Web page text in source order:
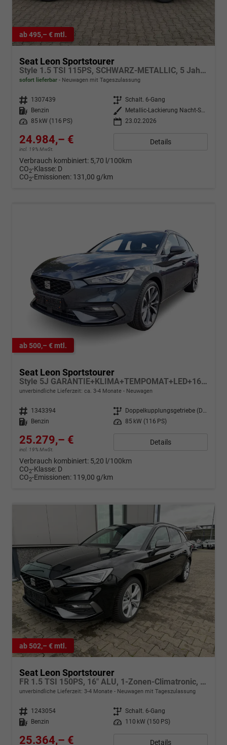
ab 495,– € mtl.
Seat Leon Sportstourer
Style 1.5 TSI 115PS, SCHWARZ-METALLIC, 5 Jahre Garantie, 16" ALU, MATRIX-LED, Privacy-Glas, Winter-Paket, 3-Zonen-Climatronic, ParkAssist, Parksensoren v/h, Rückfahrkamera, Radio 10,4" + Full-Link, Tempomat, M-Lederlenkrad, variabler Ladeboden
sofort lieferbar Neuwagen mit Tageszulassung
Fahrzeugnr. 1307439 Getriebe Schalt. 6-Gang
Kraftstoff
Benzin Außenfarbe
Metallic-Lackierung Nacht-Schwarz
Leistung
85 kW (116 PS) 23.02.2026
24.984,– €
incl. 19% MwSt.
Details
Verbrauch kombiniert: 5,70 l/100km
CO2-Klasse: D
CO2-Emissionen: 131,00 g/km
ab 500,– € mtl.
Seat Leon Sportstourer
Style 5J GARANTIE+KLIMA+TEMPOMAT+LED+16" ALU+PDC
unverbindliche Lieferzeit: ca. 3-4 Monate Neuwagen
Fahrzeugnr. 1343394 Getriebe
Doppelkupplungsgetriebe (DSG)
Kraftstoff
Benzin Leistung 85 kW (116 PS)
25.279,– €
incl. 19% MwSt.
Details
Verbrauch kombiniert: 5,20 l/100km
CO2-Klasse: D
CO2-Emissionen: 119,00 g/km
ab 502,– € mtl.
Seat Leon Sportstourer
FR 1.5 TSI 150PS, 16" ALU, 1-Zonen-Climatronic, Privacy-Glas, Parksensoren vorn/hinten, Radio 10,4", Tempomat, LED-Scheinwerfer/-rückleuchten, M-Lederlenkrad, Nebelscheinwerfer
unverbindliche Lieferzeit: 3-4 Monate Neuwagen mit Tageszulassung
Fahrzeugnr. 1243054 Getriebe Schalt. 6-Gang
Kraftstoff
Benzin Leistung 110 kW (150 PS)
25.364,– € Details